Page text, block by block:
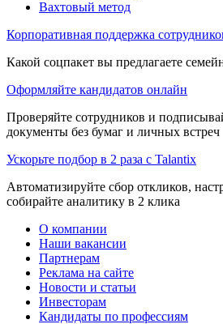
Вахтовый метод
Корпоративная поддержка
Какой соцпакет вы предлагаете
Оформляйте кандидатов онлайн
Проверяйте сотрудников и
документы без бумаг и личных встреч
Ускорьте подбор в 2 раза с Talantix
Автоматизируйте сбор откликов,
собирайте аналитику в 2 клика
О компании
Наши вакансии
Партнерам
Реклама на сайте
Новости и статьи
Инвесторам
Кандидаты по профессиям